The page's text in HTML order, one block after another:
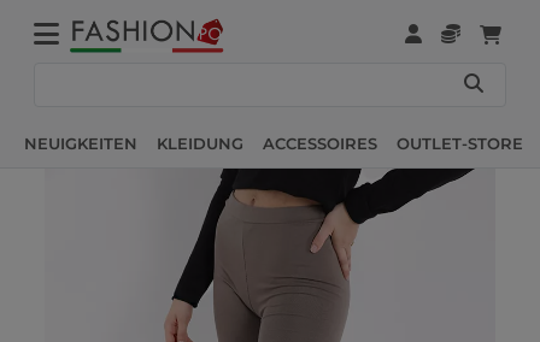
NEUIGKEITEN KLEIDUNG ACCESSOIRES OUTLET-STORE